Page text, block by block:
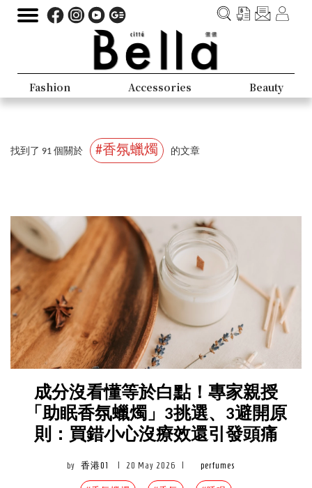
Fashion Accessories Beauty
找到了 91 個關於 #香氛蠟燭 的文章
成分沒看懂等於白點！專家親授
「助眠香氛蠟燭」3挑選、3避開原
則：買錯小心沒療效還引發頭痛
by 香港01 20 May 2026 perfumes